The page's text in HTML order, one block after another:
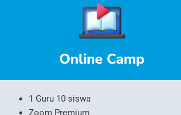
Online Camp
1 Guru 10 siswa
Zoom Premium